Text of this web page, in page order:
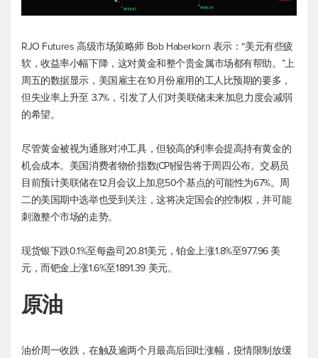
RJO Futures 高级市场策略师 Bob Haberkorn 表示：“美元有些疲
软，收益率小幅下降，这对黄金和整个贵金属市场都有帮助。”上
周五的数据显示，美国雇主在10月份雇用的工人比预期的要多，
但失业率上升至 3.7%，引发了人们对美联储未来加息力度会减弱
的希望。
尽管黄金被视为通胀对冲工具，但较高的利率会提高持有黄金的
机会成本。美国消费者物价指数(CPI)报告将于周四公布。交易员
目前预计美联储在12月会议上加息50个基点的可能性为67%。周
二的美国期中选举也受到关注，这将决定国会的控制权，并可能
刺激整个市场的走势。
现货银下跌0.1%至每盎司20.81美元，铂金上涨1.8%至977.96 美
元，而钯金上涨1.6%至1891.39 美元。
原油
油价周一收跌，在触及逾两个月最高后回吐涨幅，疫情限制放缓